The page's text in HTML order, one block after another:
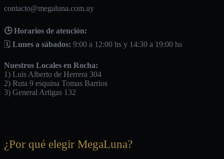
contacto@megaluna.com.uy
🕒 Horarios de atención:
🗓️ Lunes a sábados: 9:00 a 12:00 hs y 14:30 a 19:00 hs
Nuestros Locales en Rocha:
1) Luis Alberto de Herrera 304
2) Ruta 9 esquina Tomas Barrios
3) General Artigas 132
¿Por qué elegir MegaLuna?